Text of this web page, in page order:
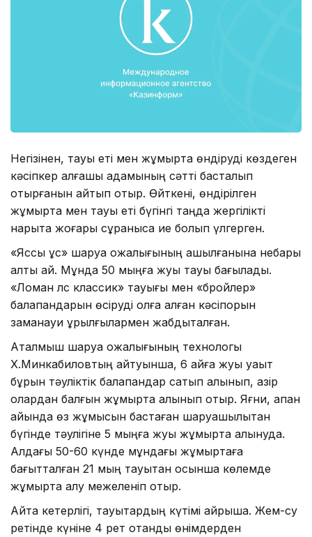
Негізінен, тауық еті мен жұмыртқа өндіруді көздеген
кәсіпкер алғашқы қадамының сәтті басталып
отырғанын айтып отыр. Өйткені, өндірілген
жұмыртқа мен тауық еті бүгінгі таңда жергілікті
нарықта жоғары сұранысқа ие болып үлгерген.
«Яссы құс» шаруа қожалығының ашылғанына небары
алты ай. Мұнда 50 мыңға жуық тауық бағылады.
«Ломан лс классик» тауығы мен «бройлер»
балапандарын өсіруді қолға алған кәсіпорын
заманауи құрылғылармен жабдықталған.
Аталмыш шаруа қожалығының технологы
Х.Минкабиловтың айтуынша, 6 айға жуық уақыт
бұрын тәуліктік балапандар сатып алынып, қазір
олардан балғын жұмыртқа алынып отыр. Яғни, ақпан
айында өз жұмысын бастаған шаруашылықтан
бүгінде тәулігіне 5 мыңға жуық жұмыртқа алынуда.
Алдағы 50-60 күнде мұндағы жұмыртқаға
бағытталған 21 мың тауықтан осынша көлемде
жұмыртқа алу межеленіп отыр.
Айта кетерлігі, тауықтардың күтімі айрықша. Жем-су
ретінде күніне 4 рет отандық өнімдерден